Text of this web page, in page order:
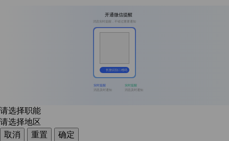
开通微信提醒
消息实时提醒，不错过重要通知
长按识别二维码
实时提醒
消息及时通知
实时提醒
消息及时通知
请选择职能
请选择地区
取消
重置
确定